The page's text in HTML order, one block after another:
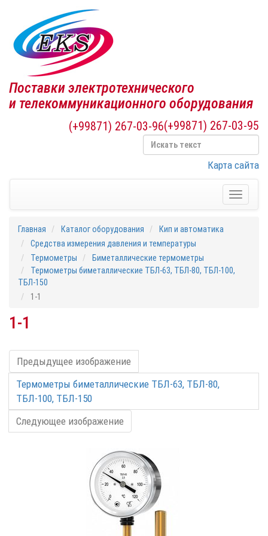
Поставки электротехнического
и телекоммуникационного оборудования
(+99871) 267-03-95
(+99871) 267-03-96
Карта сайта
Toggle
Главная Каталог оборудования
Кип и автоматика
Средства измерения давления и температуры
Термометры
Биметаллические термометры
Термометры биметаллические ТБЛ-63, ТБЛ-80, ТБЛ-100,
ТБЛ-150
1-1
1-1
Предыдущее изображение
Термометры биметаллические ТБЛ-63, ТБЛ-80,
ТБЛ-100, ТБЛ-150
Следующее изображение